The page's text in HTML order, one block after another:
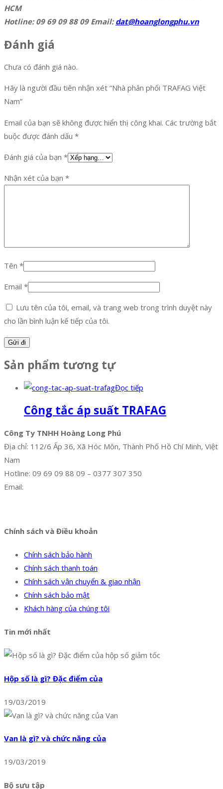
HCM
Hotline: 09 69 09 88 09 Email:dat@hoanglongphu.vn
Đánh giá
Chưa có đánh giá nào.
Hãy là người đầu tiên nhận xét “Nhà phân phối TRAFAG Việt
Nam”
Email của bạn sẽ không được hiển thị công khai. Các trường bắt
buộc được đánh dấu *
Đánh giá của bạn *
Nhận xét của bạn *
Tên *
Email *
Lưu tên của tôi, email, và trang web trong trình duyệt này
cho lần bình luận kế tiếp của tôi.
Sản phẩm tương tự
Đọc tiếp
Công tắc áp suất TRAFAG
Công Ty TNHH Hoàng Long Phú
Địa chỉ: 112/6 Ấp 36, Xã Hóc Môn, Thành Phố Hồ Chí Minh, Việt
Nam
Hotline: 09 69 09 88 09 – 0377 307 350
Email:
Chính sách và Điều khoản
Chính sách bảo hành
Chính sách thanh toán
Chính sách vận chuyển & giao nhận
Chính sách bảo mật
Khách hàng của chúng tôi
Tin mới nhất
Hộp số là gì? Đặc điểm của
19/03/2019
Van là gì? và chức năng của
19/03/2019
Bộ sưu tập